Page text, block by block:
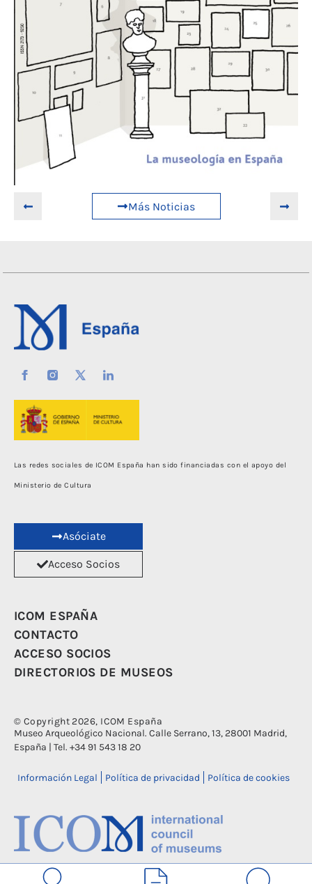
Más Noticias
Las redes sociales de ICOM España han sido financiadas con el apoyo del
Ministerio de Cultura
Asóciate
Acceso Socios
ICOM ESPAÑA
CONTACTO
ACCESO SOCIOS
DIRECTORIOS DE MUSEOS
© Copyright 2026, ICOM España
Museo Arqueológico Nacional. Calle Serrano, 13, 28001 Madrid,
España | Tel. +34 91 543 18 20
Información Legal Política de privacidad Política de cookies